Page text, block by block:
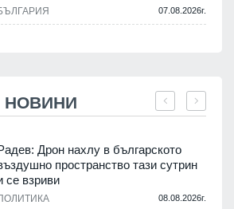
07.08.2026г.
НОВИНИ
Дрон нахлу в българското
пространство тази сутрин
се взриви
08.08.2026г.